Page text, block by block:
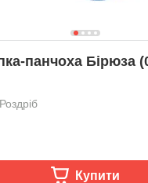
панчоха Бірюза
Роздріб
Купити